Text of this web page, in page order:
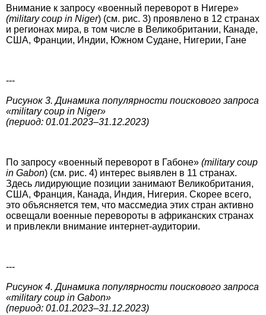
Внимание к запросу «военный переворот в Нигере»
(military coup in Niger) (см. рис. 3) проявлено в 12 странах
и регионах мира, в том числе в Великобритании, Канаде,
США, Франции, Индии, Южном Судане, Нигерии, Гане
---
Рисунок 3. Динамика популярности поискового запроса
«military coup in Niger»
(период: 01.01.2023–31.12.2023)
По запросу «военный переворот в Габоне» (military coup
in Gabon) (см. рис. 4) интерес выявлен в 11 странах.
Здесь лиди­рующие позиции занимают Великобритания,
США, Франция, Канада, Индия, Нигерия. Скорее всего,
это объясняется тем, что массмедиа этих стран активно
освещали военные перевороты в африканских странах
и привлекли внимание интернет-ауди­тории.
---
Рисунок 4. Динамика популярности поискового запроса
«military coup in Gabon»
(период: 01.01.2023–31.12.2023)